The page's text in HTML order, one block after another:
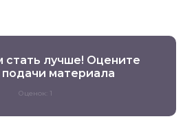
стать лучше! Оцените
подачи материала
Оценок: 1